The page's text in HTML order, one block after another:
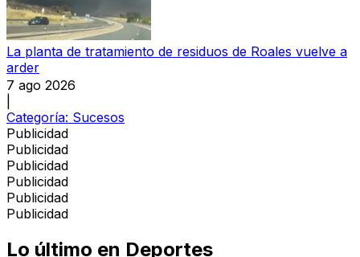
La planta de tratamiento de residuos de Roales vuelve a
arder
7 ago 2026
Categoría: Sucesos
Publicidad
Publicidad
Publicidad
Publicidad
Publicidad
Publicidad
Lo último en Deportes